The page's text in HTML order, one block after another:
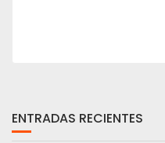
ENTRADAS RECIENTES